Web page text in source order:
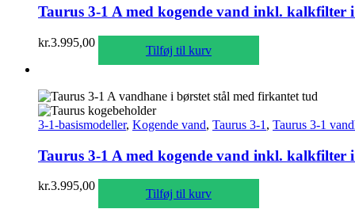
Taurus 3-1 A med kogende vand inkl. kalkfilter
kr.3.995,00
Tilføj til kurv
3-1-basismodeller, Kogende vand, Taurus 3-1 , Taurus 3-1
Taurus 3-1 A med kogende vand inkl. kalkfilter
kr.3.995,00
Tilføj til kurv